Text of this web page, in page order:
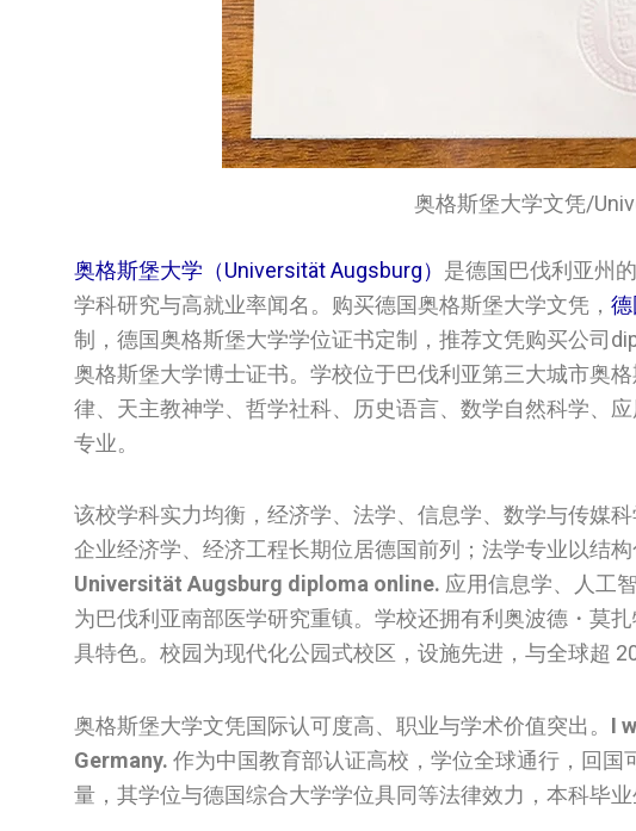
奥格斯堡大学文凭/
奥格斯堡大学（Universität Augsburg） 是德国巴伐利亚州
学科研究与高就业率闻名。购买德国‌奥格斯堡大学‌‌文凭，
制，德国‌奥格斯堡大学‌‌学位证书定制，推荐文凭购买公司
奥格斯堡大学‌‌博士证书。学校位于巴伐利亚第三大城市奥
律、天主教神学、哲学社科、历史语言、数学自然科学、
专业。
该校学科实力均衡，经济学、法学、信息学、数学与传媒
企业经济学、经济工程长期位居德国前列；法学专业以结
Universität Augsburg diploma online. 应用信息学、人工
为巴伐利亚南部医学研究重镇。学校还拥有利奥波德・莫
具特色。校园为现代化公园式校区，设施先进，与全球超
奥格斯堡大学文凭国际认可度高、职业与学术价值突出。 I
Germany. 作为中国教育部认证高校，学位全球通行，回
量，其学位与德国综合大学学位具同等法律效力，本科毕